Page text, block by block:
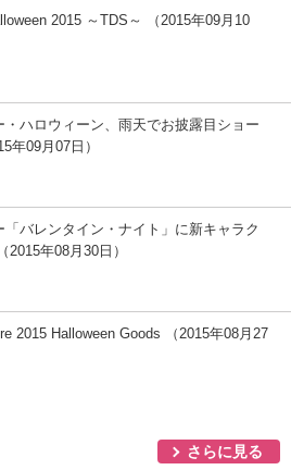
2015 ～TDS～ （2015年09月10
・ハロウィーン、雨天でお披露目ショー
年09月07日）
「バレンタイン・ナイト」に新キャラク
2015年08月30日）
2015 Halloween Goods （2015年08月27
さらに見る